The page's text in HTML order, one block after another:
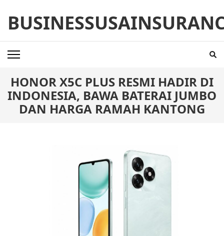
content
(Press
Enter)
HONOR X5C PLUS RESMI HADIR DI
INDONESIA, BAWA BATERAI JUMBO
DAN HARGA RAMAH KANTONG